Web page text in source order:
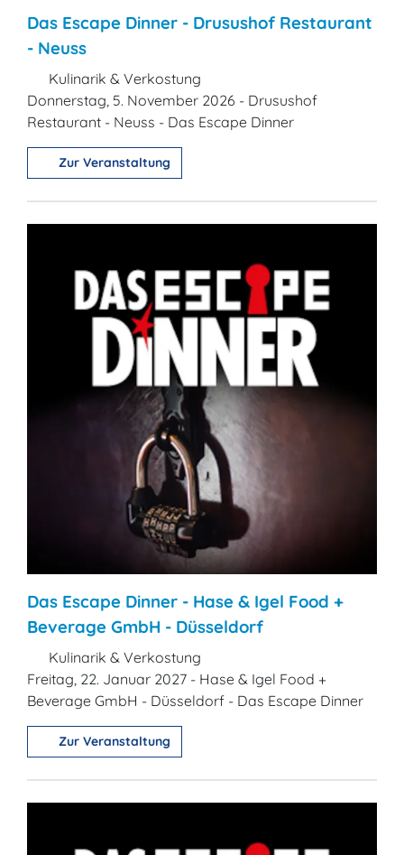
Das Escape Dinner - Drusushof Restaurant
- Neuss
Kulinarik & Verkostung
Donnerstag, 5. November 2026 - Drusushof
Restaurant - Neuss - Das Escape Dinner
Zur Veranstaltung
Das Escape Dinner - Hase & Igel Food +
Beverage GmbH - Düsseldorf
Kulinarik & Verkostung
Freitag, 22. Januar 2027 - Hase & Igel Food +
Beverage GmbH - Düsseldorf - Das Escape Dinner
Zur Veranstaltung